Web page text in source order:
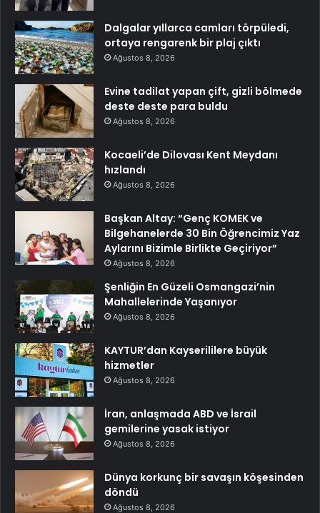
Dalgalar yıllarca camları törpüledi,
ortaya rengarenk bir plaj çıktı
Ağustos 8, 2026
Evine tadilat yapan çift, gizli bölmede
deste deste para buldu
Ağustos 8, 2026
Kocaeli’de Dilovası Kent Meydanı
hızlandı
Ağustos 8, 2026
Başkan Altay: “Genç KOMEK ve
Bilgehanelerde 30 Bin Öğrencimiz Yaz
Aylarını Bizimle Birlikte Geçiriyor”
Ağustos 8, 2026
Şenliğin En Güzeli Osmangazi’nin
Mahallelerinde Yaşanıyor
Ağustos 8, 2026
KAYTUR’dan Kayserililere büyük
hizmetler
Ağustos 8, 2026
İran, anlaşmada ABD ve İsrail
gemilerine yasak istiyor
Ağustos 8, 2026
Dünya korkunç bir savaşın köşesinden
döndü
Ağustos 8, 2026